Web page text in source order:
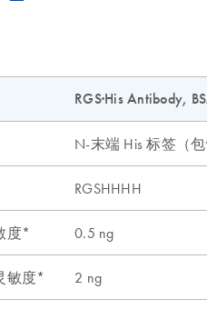
RGS·His Antibody,
N-末端 His 标签（包
RGSHHHH
度* 0.5 ng
敏度* 2 ng